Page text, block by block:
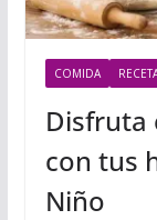
COMIDA
Disfruta
con tus
Niño